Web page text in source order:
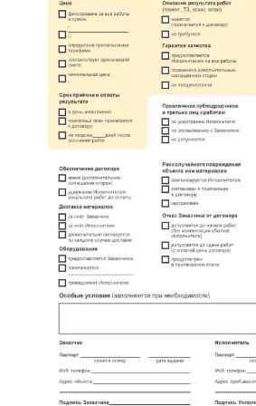
метро Проспект Вернадского
метро Планерная
метро Новые Черёмушки
метро Петровско-Разумовская
метро Новокузнецкая
метро Партизанская
метро Румянцево
метро Октябрьская